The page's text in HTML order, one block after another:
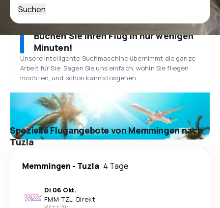
Suchen
Buchen Sie Ihren Flug in nur wenigen
Minuten!
Unsere intelligente Suchmaschine übernimmt die ganze
Arbeit für Sie. Sagen Sie uns einfach, wohin Sie fliegen
möchten, und schon kann’s losgehen.
Spezielle Flugangebote von Memmingen nach
Tuzla
Memmingen - Tuzla 4 Tage
Di 06 Okt.
FMM-TZL· Direkt